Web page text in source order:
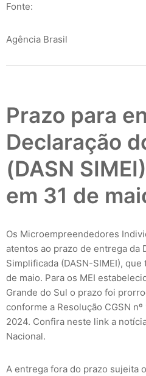
Fonte:
Agência Brasil
Prazo para
Declaração
(DASN
em 31 de
Os Microempreendedores
atentos ao prazo de entrega da
Simplificada (DASN-SIMEI),
de maio. Para os MEI
Grande do Sul o prazo foi
conforme a Resolução CGSN
2024. Confira neste link a
Nacional.
A entrega fora do prazo sujeita